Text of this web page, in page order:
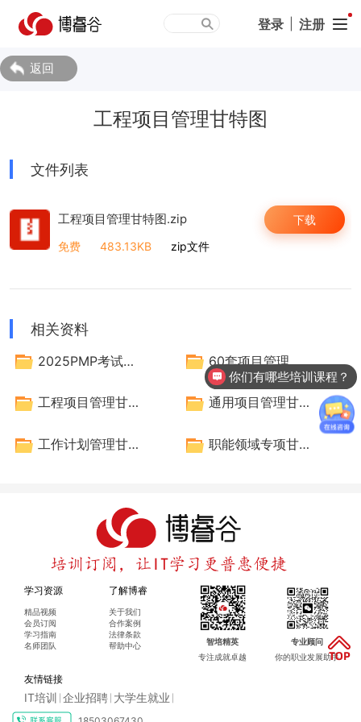
登录 注册
返回
工程项目管理甘特图
文件列表
工程项目管理甘特图.zip
免费 483.13KB zip文件
下载
相关资料
2025PMP考试术语表 60套项目管理甘特图表模板
工程项目管理甘特图 通用项目管理甘特图模板
工作计划管理甘特图模板 职能领域专项甘特图模板
学习资源
精品视频
会员订阅
学习指南
名师团队
了解博睿
关于我们
合作案例
法律条款
帮助中心
智培精英
专注成就卓越
专业顾问
你的职业发展助手
友情链接
IT培训 企业招聘 大学生就业
你们有哪些培训课程？